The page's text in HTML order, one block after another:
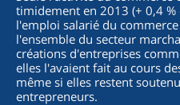
timidement en 2013 (+ 0,4 %
l'emploi salarié du
l'ensemble du secteur
créations d'entreprises
elles l'avaient fait au cours
même si elles restent
entrepreneurs.